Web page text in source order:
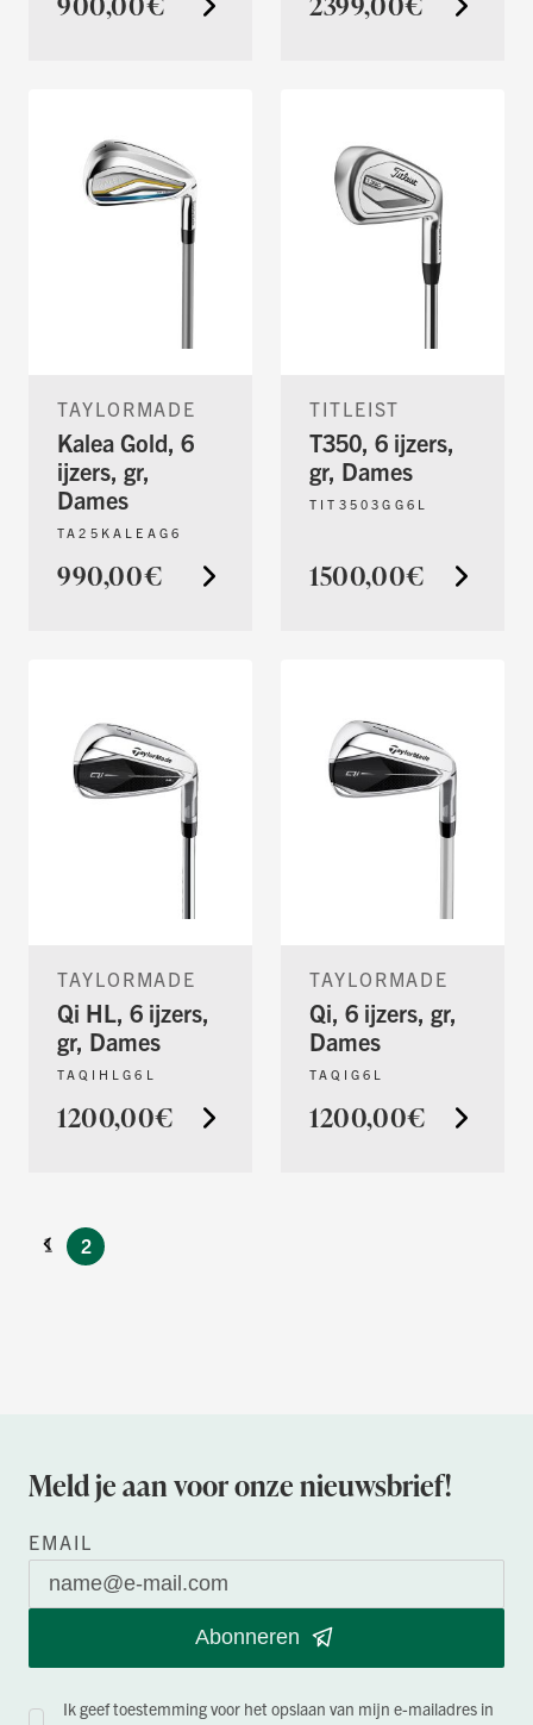
TAYLORMADE
Kalea Gold, 6
ijzers, gr,
Dames
TA25KALEAG6
990,00€
TITLEIST
T350, 6 ijzers,
gr, Dames
TIT3503GG6L
1500,00€
TAYLORMADE
Qi HL, 6 ijzers,
gr, Dames
TAQIHLG6L
1200,00€
TAYLORMADE
Qi, 6 ijzers, gr,
Dames
TAQIG6L
1200,00€
Pagina
Vorige
1
U lees
momenteel
pagina
2
Meld je aan voor onze nieuwsbrief!
EMAIL
Abonneren
Ik geef toestemming voor het opslaan van mijn e-mailadres in